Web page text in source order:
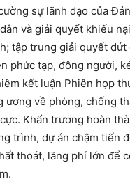
sự lãnh đạo của
và giải quyết khiếu
tập trung giải quyết dứt
phức tạp, đông người,
kết luận Phiên họp
ương về phòng, chống
Khẩn trương hoàn
trình, dự án chậm tiến
thoát, lãng phí lớn để